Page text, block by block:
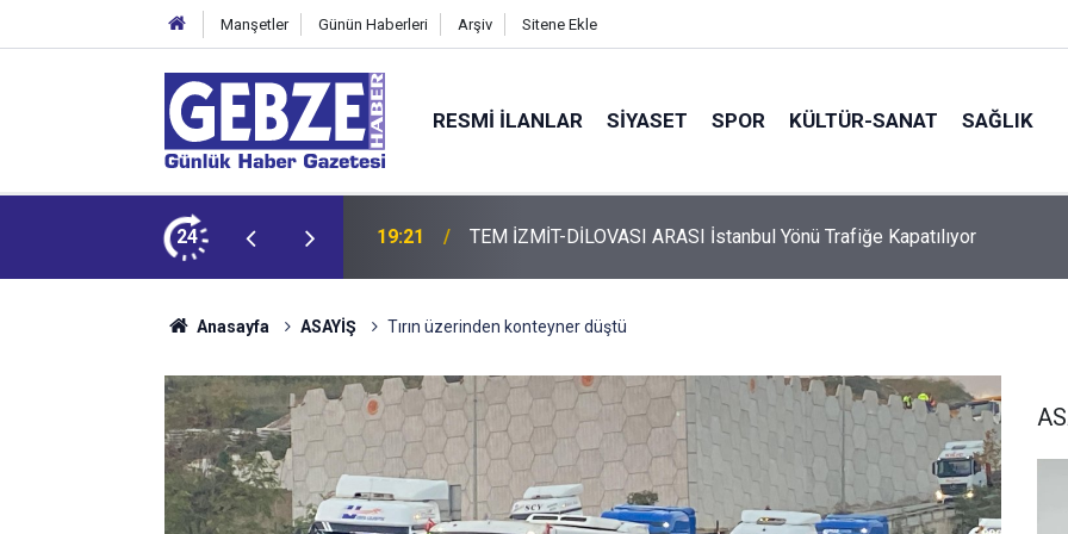
Manşetler Günün Haberleri Arşiv Sitene Ekle
RESMI İLANLAR SİYASET SPOR KÜLTÜR-SANAT SAĞLIK
24
DİLOVASI ARASI İstanbul Yönü Trafiğe Kapatılıyor 19:20 GTO'dan Üyelerine Ticari Fırsat
Anasayfa ASAYİŞ Tırın üzerinden konteyner düştü